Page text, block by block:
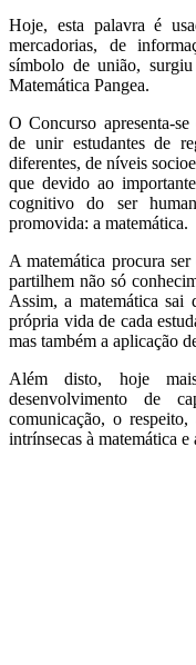
Hoje, esta palavra é
mercadorias, de
símbolo de união,
Matemática Pangea.
O Concurso apresenta-
de unir estudantes de
diferentes, de níveis
que devido ao
cognitivo do ser
promovida: a matemática.
A matemática procura
partilhem não só
Assim, a matemática sai
própria vida de cada
mas também a aplicação
Além disto, hoje
desenvolvimento de
comunicação, o
intrínsecas à matemática e